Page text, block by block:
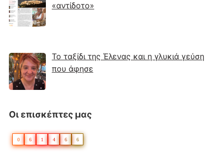
«αντίδοτο»
Το ταξίδι της Έλενας και η γλυκιά γεύση
που άφησε
Οι επισκέπτες μας
0 6 1 4 6 6